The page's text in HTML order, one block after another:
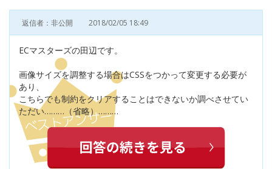
返信者：非公開 2018/02/05 18:49
ECマスターズの田辺です。
画像サイズを調整する場合はCSSをつかって変更する必要が
あり、
こちらでも制約をクリアすることはできないか調べさせてい
ただい………（省略）………